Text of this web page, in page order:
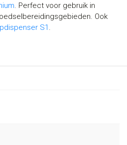
. Perfect voor gebruik in
Ook
S1 .